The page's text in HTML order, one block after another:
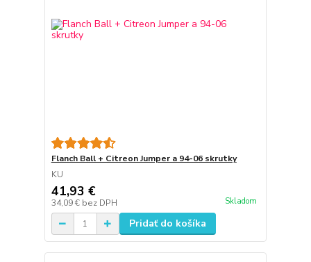
Flanch Ball + Citreon Jumper a 94-06 skrutky
KU
41,93 €
34,09 € bez DPH Skladom
Pridať do košíka